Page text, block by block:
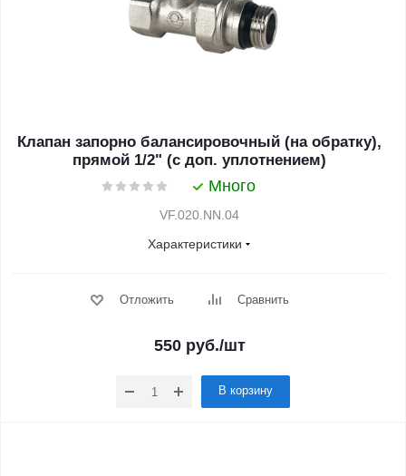
Клапан запорно балансировочный (на обратку),
прямой 1/2" (с доп. уплотнением)
Много
VF.020.NN.04
Характеристики
Отложить Сравнить
550 руб./шт
В корзину